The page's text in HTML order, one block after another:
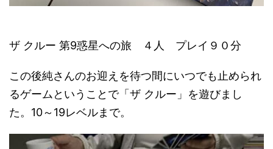
ザ クルー 第9惑星への旅 ４人 プレイ９０分
この後純さんのお迎えを待つ間にいつでも止められ
るゲームということで「ザ クルー」を遊びまし
た。10～19レベルまで。